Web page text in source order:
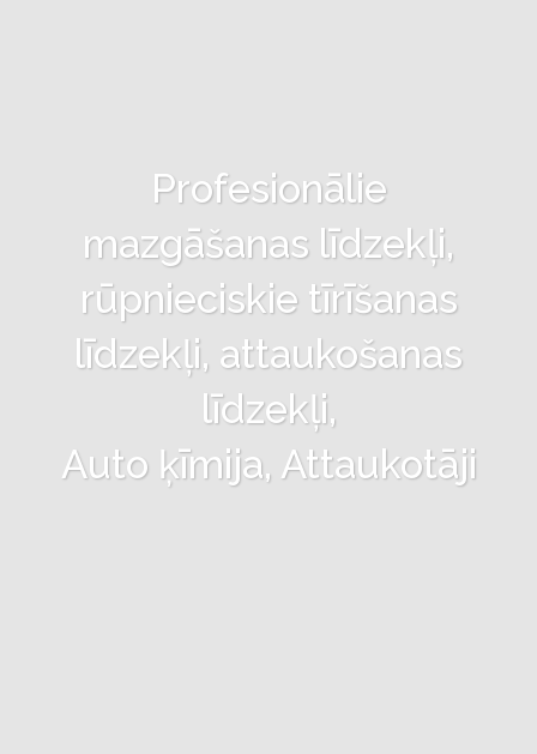
Profesionālie
mazgāšanas līdzekļi,
rūpnieciskie tīrīšanas
līdzekļi, attaukošanas
līdzekļi,
Auto ķīmija, Attaukotāji